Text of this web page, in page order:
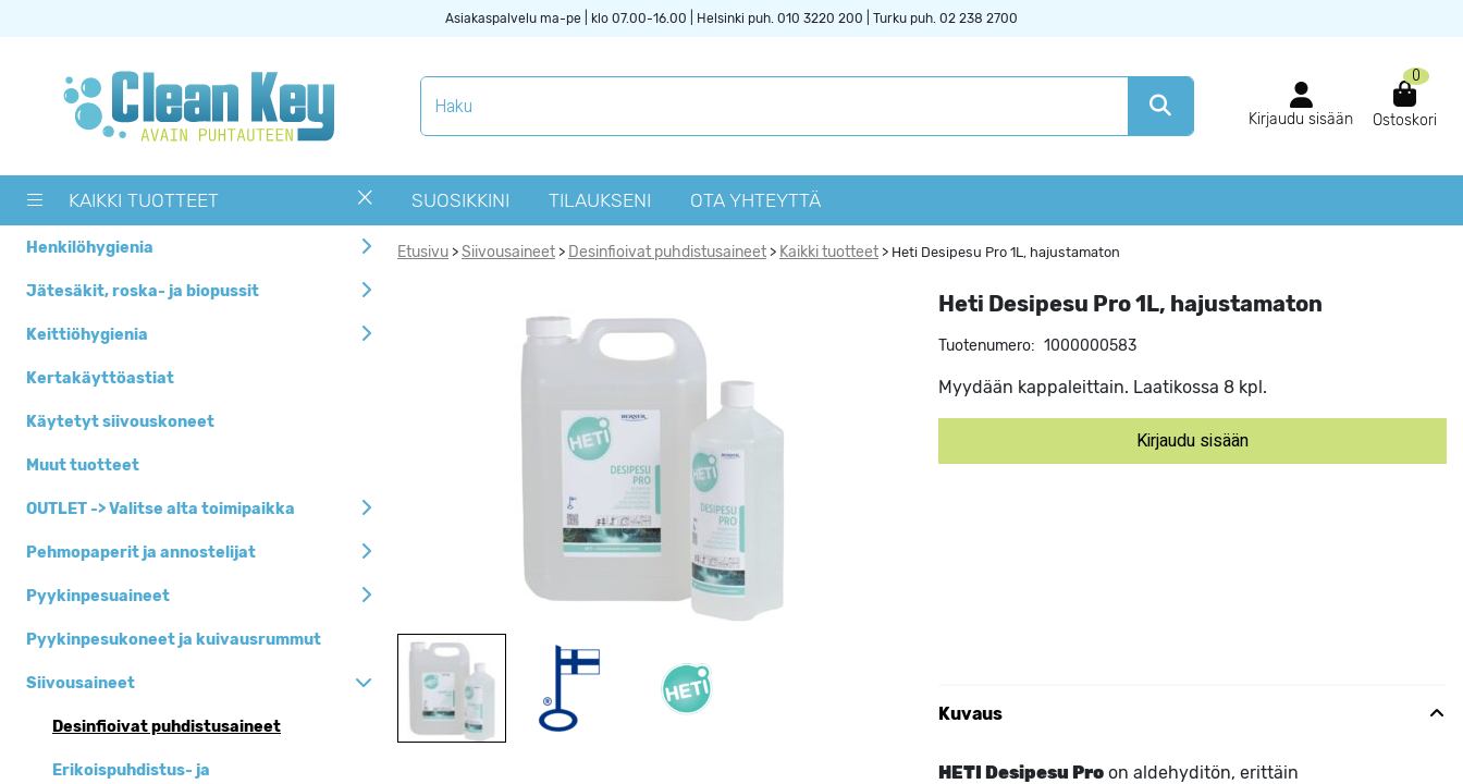
Asiakaspalvelu ma-pe | klo 07.00-16.00 | Helsinki puh. 010 3220 200 | Turku puh. 02 238 2700
Kirjaudu sisään
0
Ostoskori
KAIKKI TUOTTEET SUOSIKKINI TILAUKSENI OTA YHTEYTTÄ
Henkilöhygienia
Jätesäkit, roska- ja biopussit
Keittiöhygienia
Kertakäyttöastiat
Käytetyt siivouskoneet
Muut tuotteet
OUTLET -> Valitse alta toimipaikka
Pehmopaperit ja annostelijat
Pyykinpesuaineet
Pyykinpesukoneet ja kuivausrummut
Siivousaineet
Desinfioivat puhdistusaineet
Erikoispuhdistus- ja
Etusivu > Siivousaineet > Desinfioivat puhdistusaineet > Kaikki tuotteet > Heti Desipesu Pro 1L, hajustamaton
Heti Desipesu Pro 1L, hajustamaton
Tuotenumero: 1000000583
Myydään kappaleittain. Laatikossa 8 kpl.
Kirjaudu sisään
Kuvaus
HETI Desipesu Pro on aldehyditön, erittäin
Tuotekategoriat
Muut tuotteet
alta toimipaikka
Pyykinpesukoneet ja
Siivouskoneiden
tarvikkeet
Uutuudet
-tarvikkeet
Pehmopaperit ja
ja biopussit
Henkilöhygienia
Keittiöhygienia